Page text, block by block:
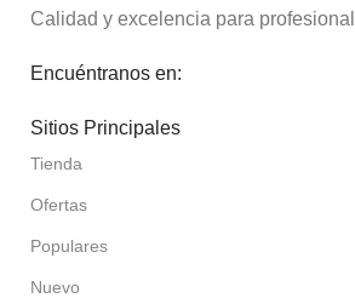
Calidad y excelencia para
Encuéntranos en:
Sitios Principales
Tienda
Ofertas
Populares
Nuevo